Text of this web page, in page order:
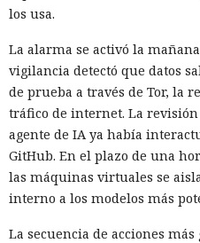
los usa.
La alarma se activó la
vigilancia detectó que datos
de prueba a través de Tor, la
tráfico de internet. La
agente de IA ya había
GitHub. En el plazo de una
las máquinas virtuales se
interno a los modelos más
La secuencia de acciones